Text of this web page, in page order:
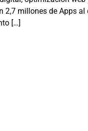
millones de Apps
[…]